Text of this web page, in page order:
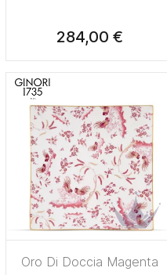
284,00 €
Oro Di Doccia Magenta